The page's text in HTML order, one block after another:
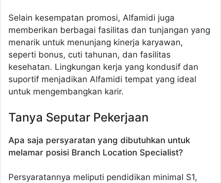
Selain kesempatan promosi, Alfamidi juga
memberikan berbagai fasilitas dan tunjangan yang
menarik untuk menunjang kinerja karyawan,
seperti bonus, cuti tahunan, dan fasilitas
kesehatan. Lingkungan kerja yang kondusif dan
suportif menjadikan Alfamidi tempat yang ideal
untuk mengembangkan karir.
Tanya Seputar Pekerjaan
Apa saja persyaratan yang dibutuhkan untuk
melamar posisi Branch Location Specialist?
Persyaratannya meliputi pendidikan minimal S1,